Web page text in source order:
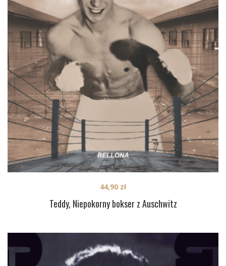
Teddy, Niepokorny bokser z Auschwitz
44,90 zł